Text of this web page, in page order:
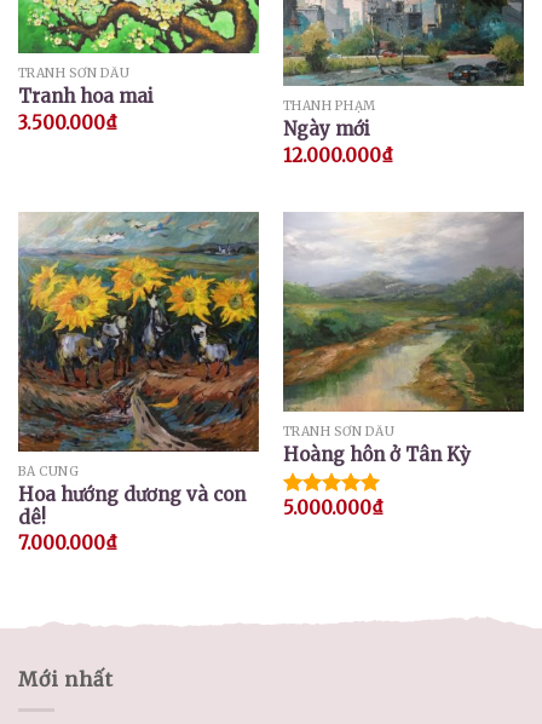
TRANH SƠN DẦU
Tranh hoa mai
3.500.000₫
THÀNH PHẠM
Ngày mới
12.000.000₫
BÁ CUNG
Hoa hướng dương và con
dê!
7.000.000₫
TRANH SƠN DẦU
Hoàng hôn ở Tân Kỳ
Được xếp
5.000.000₫
Mới nhất